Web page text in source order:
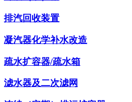
排汽回收装置
凝汽器化学补水改造
疏水扩容器/疏水箱
滤水器及二次滤网